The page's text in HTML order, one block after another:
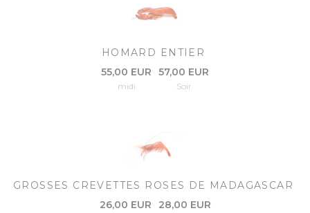
HOMARD ENTIER
55,00 EUR
midi
57,00 EUR
Soir
GROSSES CREVETTES ROSES DE MADAGASCAR
26,00 EUR
28,00 EUR